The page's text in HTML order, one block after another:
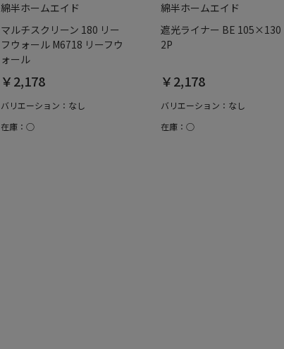
綿半ホームエイド
マルチスクリーン 180 リー
フウォール M6718 リーフウ
ォール
￥2,178
バリエーション：なし
在庫：○
綿半ホームエイド
遮光ライナー BE 105×130
2P
￥2,178
バリエーション：なし
在庫：○